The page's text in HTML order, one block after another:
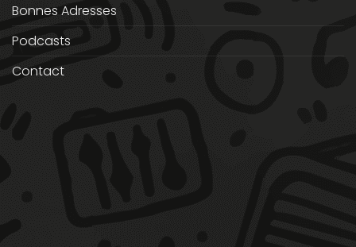
Bonnes Adresses
Podcasts
Contact